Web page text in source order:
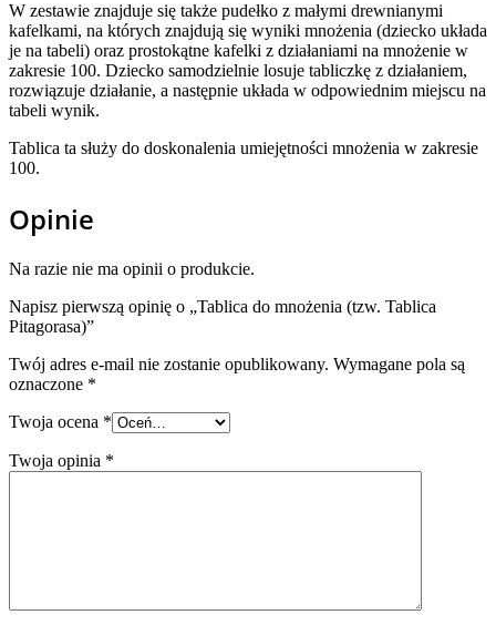
W zestawie znajduje się także pudełko z małymi drewnianymi
kafelkami, na których znajdują się wyniki mnożenia (dziecko układa
je na tabeli) oraz prostokątne kafelki z działaniami na mnożenie w
zakresie 100. Dziecko samodzielnie losuje tabliczkę z działaniem,
rozwiązuje działanie, a następnie układa w odpowiednim miejscu na
tabeli wynik.
Tablica ta służy do doskonalenia umiejętności mnożenia w zakresie
100.
Opinie
Na razie nie ma opinii o produkcie.
Napisz pierwszą opinię o „Tablica do mnożenia (tzw. Tablica
Pitagorasa)”
Twój adres e-mail nie zostanie opublikowany. Wymagane pola są
oznaczone *
Twoja ocena *
Twoja opinia *